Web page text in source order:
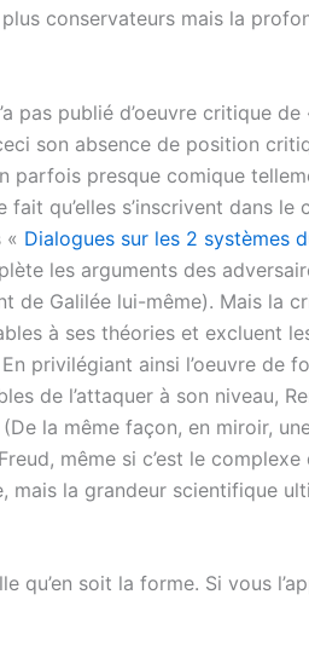
conservateurs mais la
publié d’oeuvre critique de
son absence de position
parfois presque comique
qu’elles s’inscrivent dans le
« Dialogues sur les 2 systèmes
les arguments des
de Galilée lui-même). Mais la
à ses théories et excluent
privilégiant ainsi l’oeuvre de
de l’attaquer à son niveau,
la même façon, en miroir,
même si c’est le
la grandeur scientifique
qu’en soit la forme. Si vous